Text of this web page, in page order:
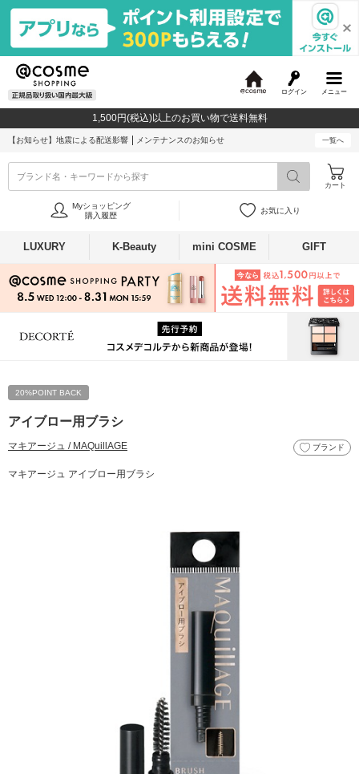
メニュー
ログイン
c
o
1,500円(税込)以上のお買い物で送料無料
【お知らせ】 地震による配送影響 メンテナンスのお知らせ 一覧へ
ブランド名・キーワードから探す
カート
Myショッピング
購入履歴
お気に入り
LUXURY K-Beauty mini COSME GIFT
20%POINT BACK
アイブロー用ブラシ
マキアージュ / MAQuillAGE ブランド
マキアージュ アイブロー用ブラシ